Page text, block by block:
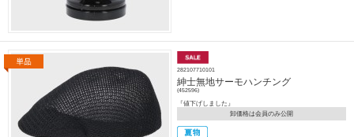
282107710101
紳士無地サーモハンチング
(452596)
『値下げしました』
卸価格は会員のみ公開